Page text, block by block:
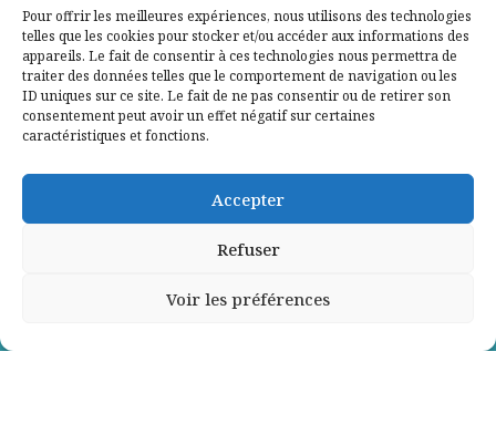
Pour offrir les meilleures expériences, nous utilisons des technologies
telles que les cookies pour stocker et/ou accéder aux informations des
appareils. Le fait de consentir à ces technologies nous permettra de
traiter des données telles que le comportement de navigation ou les
ID uniques sur ce site. Le fait de ne pas consentir ou de retirer son
consentement peut avoir un effet négatif sur certaines
caractéristiques et fonctions.
Accepter
Refuser
Voir les préférences
Contactez-nous
Mentions légales